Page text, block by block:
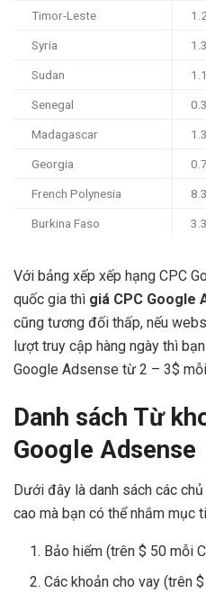
Timor-Leste
Syria
Sudan
Senegal
Madagascar
Georgia
French Polynesia
Burkina Faso
Với bảng xếp xếp hạng CPC
quốc gia thì giá CPC Google
cũng tương đối thấp, nếu
lượt truy cập hàng ngày thì
Google Adsense từ 2 – 3$
Danh sách Từ
Google Adsense
Dưới đây là danh sách các
cao mà bạn có thể nhắm mục
Bảo hiểm (trên $ 50 mỗi
Các khoản cho vay (trên